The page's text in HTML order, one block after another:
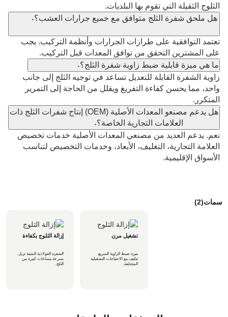
الثلوج الثقيلة التي تقوم بها البلديات.
هل ملحق شفرة الثلج متوافق مع جميع جرارات العشب؟+
تعتمد التوافقية على طرازات الجرارات وأنظمة التركيب. يجب
على المشترين التحقق من توافق المعدات قبل التركيب.
ما هي ميزة قابلية ضبط زاوية شفرة الثلج؟+
زاوية الشفرة القابلة للتعديل تساعد في توجيه الثلج إلى جانب
واحد، مما يحسن كفاءة التفريغ ويقلل من الحاجة إلى التمرير
المتكرر.
هل يدعم مصنعو المعدات الأصلية (OEM) إنتاج شفرات الثلج ذات
العلامات التجارية الخاصة؟+
نعم. يدعم العديد من مصنعي المعدات الأصلية خدمات تخصيص
العلامة التجارية، التغليف، الأبعاد، وخدمات التخصيص لتناسب
الأسواق الإقليمية.
سمات(2)
إزالة الثلوج بكفاءة
الشفرة الفولاذية المتينة تزيل
بسرعة مساحات كبيرة من
الثلج.
تشغيل مرن
ميزة ضبط الزاوية السريع
تتكيف مع الاحتياجات التشغيلية
المختلفة.